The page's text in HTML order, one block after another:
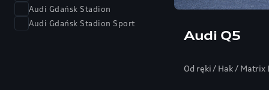
Audi Gdańsk Stadion
Audi Gdańsk Stadion Sport
Audi Q5
Od ręki / Hak / Matrix